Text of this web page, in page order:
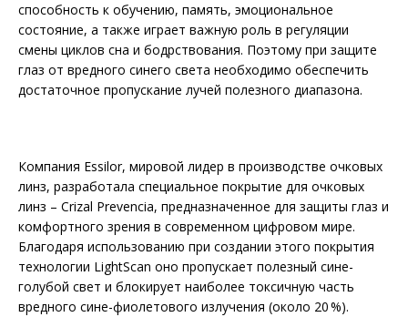
способность к обучению, память, эмоциональное
состояние, а также играет важную роль в регуляции
смены циклов сна и бодрствования. По­этому при защите
глаз от вредного синего света необходимо обеспечить
достаточное пропускание лучей полезного диапазона.
Компания Essilor, мировой лидер в производстве очковых
линз, разработала специальное покрытие для очковых
линз – Crizal Prevencia, предназначенное для защиты глаз и
комфортного зрения в современном цифровом мире.
Благодаря использованию при создании этого покрытия
технологии LightScan оно пропускает полезный сине-
голубой свет и блокирует наиболее токсичную часть
вредного сине-фиолетового излучения (около 20 %).